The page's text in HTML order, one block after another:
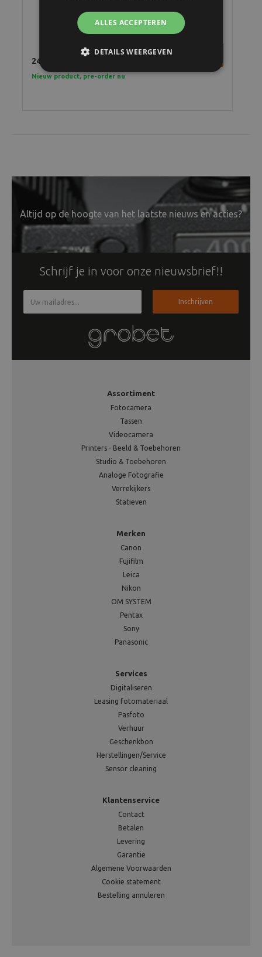
OM SYSTEM CB-USB13 USB-C kabel
24,90
Nieuw product, pre-order nu
Altijd op de hoogte van het laatste nieuws en acties?
Schrijf je in voor onze nieuwsbrief!!
Inschrijven
Assortiment
Fotocamera
Tassen
Videocamera
Printers - Beeld & Toebehoren
Studio & Toebehoren
Analoge Fotografie
Verrekijkers
Statieven
Merken
Canon
Fujifilm
Leica
Nikon
OM SYSTEM
Pentax
Sony
Panasonic
Services
Digitaliseren
Leasing fotomateriaal
Pasfoto
Verhuur
Geschenkbon
Herstellingen/Service
Sensor cleaning
Klantenservice
Contact
Betalen
Levering
Garantie
Algemene Voorwaarden
Cookie statement
Bestelling annuleren
ALLES ACCEPTEREN
DETAILS WEERGEVEN